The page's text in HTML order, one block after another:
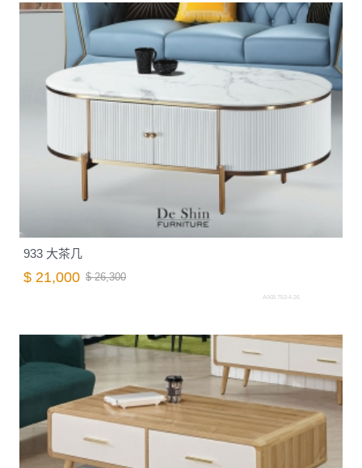
933 大茶几
$ 21,000 $ 26,300
A003.753-4.26